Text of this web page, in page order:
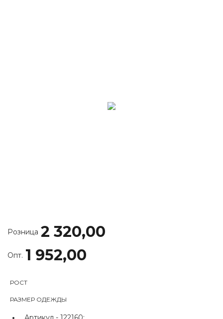
Розница 2 320,00
Опт. 1 952,00
РОСТ
РАЗМЕР ОДЕЖДЫ